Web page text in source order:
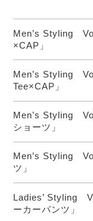
Men’s Styling
×CAP」
Men’s Styling
Tee×CAP」
Men’s Styling
ショーツ」
Men’s Styling
ツ」
Ladies’ Styling
ーカーパンツ」